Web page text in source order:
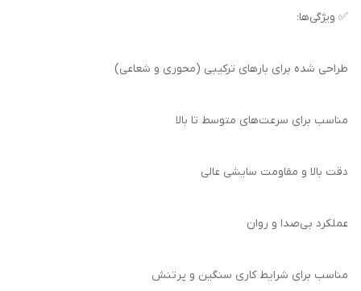
✅ ویژگی‌ها:
طراحی شده برای بارهای ترکیبی (محوری و شعاعی)
مناسب برای سرعت‌های متوسط تا بالا
دقت بالا و مقاومت سایشی عالی
عملکرد بی‌صدا و روان
مناسب برای شرایط کاری سنگین و پرتنش